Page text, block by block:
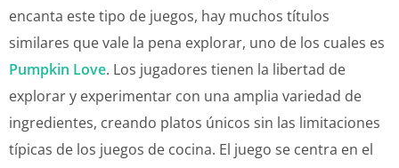
encanta este tipo de juegos, hay muchos títulos
similares que vale la pena explorar, uno de los cuales es
Pumpkin Love. Los jugadores tienen la libertad de
explorar y experimentar con una amplia variedad de
ingredientes, creando platos únicos sin las limitaciones
típicas de los juegos de cocina. El juego se centra en el